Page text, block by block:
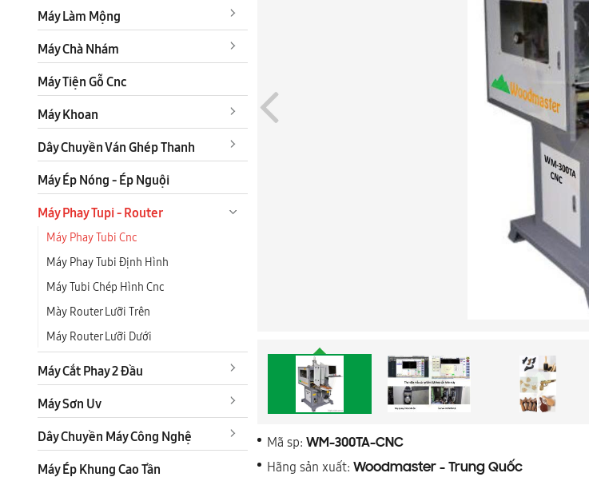
Máy Làm Mộng
Máy Chà Nhám
Máy Tiện Gỗ Cnc
Máy Khoan
Dây Chuyền Ván Ghép Thanh
Máy Ép Nóng - Ép Nguội
Máy Phay Tupi - Router
Máy Phay Tubi Cnc
Máy Phay Tubi Định Hình
Máy Tubi Chép Hình Cnc
Mày Router Lưỡi Trên
Máy Router Lưỡi Dưới
Máy Cắt Phay 2 Đầu
Máy Sơn Uv
Dây Chuyền Máy Công Nghệ
Máy Ép Khung Cao Tần
Mã sp: WM-300TA-CNC
Hãng sản xuất: Woodmaster - Trung Quốc